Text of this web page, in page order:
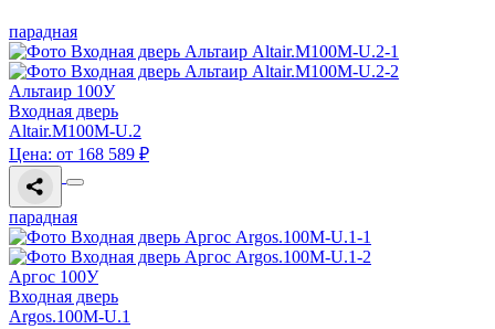
парадная
Альтаир 100У
Входная дверь
Altair.M100M-U.2
Цена: от 168 589 ₽
парадная
Аргос 100У
Входная дверь
Argos.100M-U.1